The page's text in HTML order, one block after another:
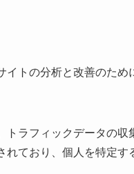
イトの分析と改善のた
トラフィックデータの
れており、個人を特定す